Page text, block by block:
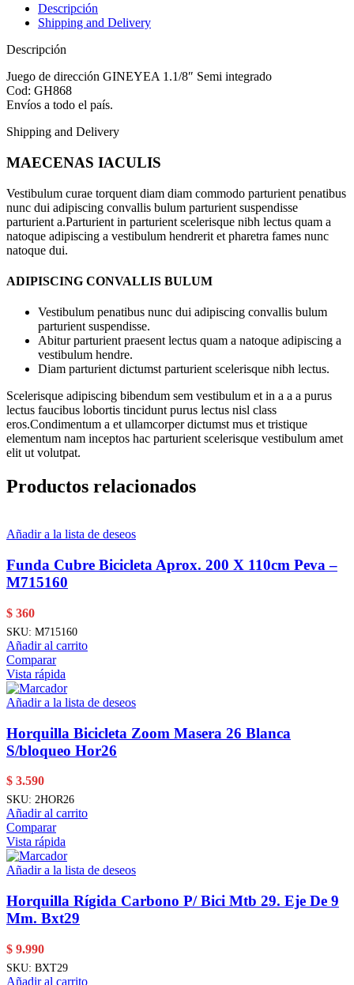
Descripción
Shipping and Delivery
Descripción
Juego de dirección GINEYEA 1.1/8″ Semi integrado
Cod: GH868
Envíos a todo el país.
Shipping and Delivery
MAECENAS IACULIS
Vestibulum curae torquent diam diam commodo parturient penatibus
nunc dui adipiscing convallis bulum parturient suspendisse
parturient a.Parturient in parturient scelerisque nibh lectus quam a
natoque adipiscing a vestibulum hendrerit et pharetra fames nunc
natoque dui.
ADIPISCING CONVALLIS BULUM
Vestibulum penatibus nunc dui adipiscing convallis bulum
parturient suspendisse.
Abitur parturient praesent lectus quam a natoque adipiscing a
vestibulum hendre.
Diam parturient dictumst parturient scelerisque nibh lectus.
Scelerisque adipiscing bibendum sem vestibulum et in a a a purus
lectus faucibus lobortis tincidunt purus lectus nisl class
eros.Condimentum a et ullamcorper dictumst mus et tristique
elementum nam inceptos hac parturient scelerisque vestibulum amet
elit ut volutpat.
Productos relacionados
Añadir a la lista de deseos
Funda Cubre Bicicleta Aprox. 200 X 110cm Peva –
M715160
$ 360
SKU: M715160
Añadir al carrito
Comparar
Vista rápida
Añadir a la lista de deseos
Horquilla Bicicleta Zoom Masera 26 Blanca
S/bloqueo Hor26
$ 3.590
SKU: 2HOR26
Añadir al carrito
Comparar
Vista rápida
Añadir a la lista de deseos
Horquilla Rígida Carbono P/ Bici Mtb 29. Eje De 9
Mm. Bxt29
$ 9.990
SKU: BXT29
Añadir al carrito